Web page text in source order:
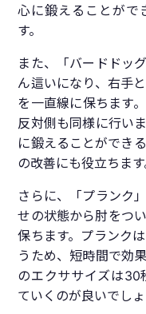
心に鍛えることがで
す。
また、「バードドッ
ん這いになり、右手
を一直線に保ちます
反対側も同様に行い
に鍛えることができ
の改善にも役立ちます
さらに、「プランク
せの状態から肘をつ
保ちます。プランク
うため、短時間で効
のエクササイズは30
ていくのが良いでしょ